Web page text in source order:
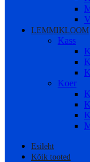
LEMMIKLOOM
Kass
Koer
Esileht
Kõik tooted